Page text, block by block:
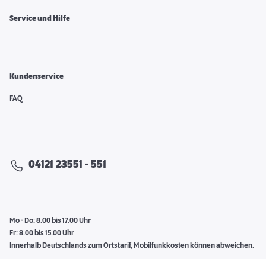
Service und Hilfe
Kundenservice
FAQ
04121 23551 - 551
Mo - Do: 8.00 bis 17.00 Uhr
Fr: 8.00 bis 15.00 Uhr
Innerhalb Deutschlands zum Ortstarif, Mobilfunkkosten können abweichen.